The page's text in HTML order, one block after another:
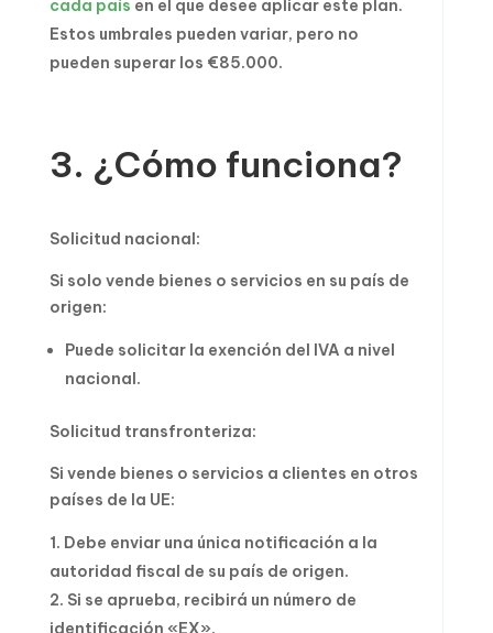
cada país en el que desee aplicar este plan.
Estos umbrales pueden variar, pero no
pueden superar los €85.000.
3. ¿Cómo funciona?
Solicitud nacional:
Si solo vende bienes o servicios en su país de
origen:
Puede solicitar la exención del IVA a nivel
nacional.
Solicitud transfronteriza:
Si vende bienes o servicios a clientes en otros
países de la UE:
Debe enviar una única notificación a la
autoridad fiscal de su país de origen.
Si se aprueba, recibirá un número de
identificación «EX».